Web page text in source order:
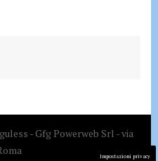
- Gfg Powerweb Srl - via
Impostazioni privacy